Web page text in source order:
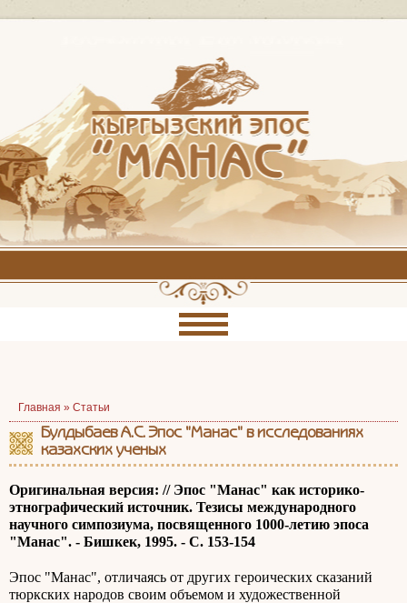
Главная » Статьи
Булдыбаев А.С. Эпос "Манас" в исследованиях
казахских ученых
Оригинальная версия: // Эпос "Манас" как историко-
этнографический источник. Тезисы международного
научного симпозиума, посвященного 1000-летию эпоса
"Манас". - Бишкек, 1995. - С. 153-154
Эпос "Манас", отличаясь от других героических сказаний
тюркских народов своим объемом и художественной